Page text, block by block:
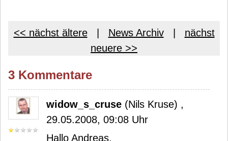
<< nächst ältere| News Archiv| nächst
neuere >>
3 Kommentare
widow_s_cruse (Nils Kruse) ,
29.05.2008, 09:08 Uhr
Hallo Andreas,